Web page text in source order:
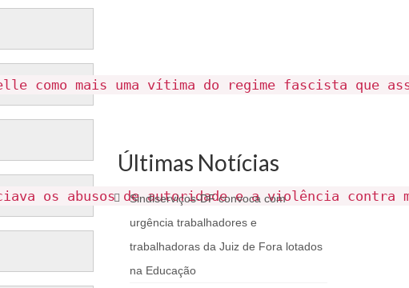
mais uma vítima do regime fascista que
os abusos de autoridade e a violência
Últimas Notícias
Sindiserviços-DF convoca com
urgência trabalhadores e
trabalhadoras da Juiz de Fora lotados
na Educação